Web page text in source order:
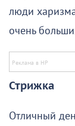
люди
очень
Стрижка
Отличный